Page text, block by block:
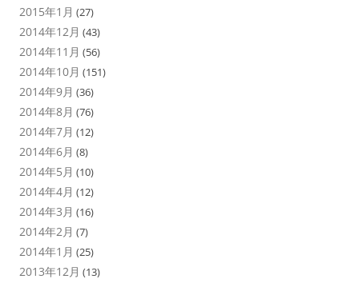
2015年1月 (27)
2014年12月 (43)
2014年11月 (56)
2014年10月 (151)
2014年9月 (36)
2014年8月 (76)
2014年7月 (12)
2014年6月 (8)
2014年5月 (10)
2014年4月 (12)
2014年3月 (16)
2014年2月 (7)
2014年1月 (25)
2013年12月 (13)